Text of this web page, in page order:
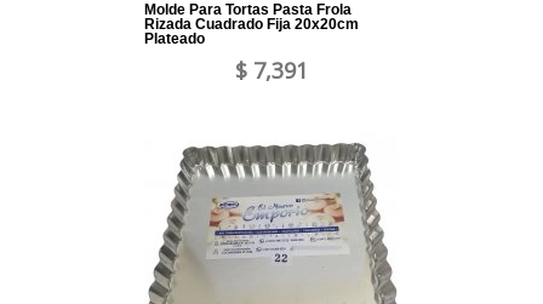
Molde Para Tortas Pasta Frola
Rizada Cuadrado Fija 20x20cm
Plateado
$ 7,391